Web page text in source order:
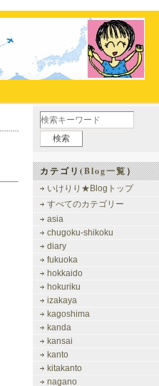
カテゴリ(Blog一覧）
いけりり★Blogトップ
すべてのカテゴリー
asia
chugoku-shikoku
diary
fukuoka
hokkaido
hokuriku
izakaya
kagoshima
kanda
kansai
kanto
kitakanto
nagano